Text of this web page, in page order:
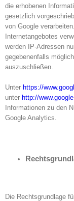
die erhobenen
gesetzlich
von Google
Internetangebotes
werden IP-Adressen
gegebenenfalls
auszuschließen.
Unter https://
unter http://
Informationen zu den
Google Analytics.
Die Rechtsgrundlage